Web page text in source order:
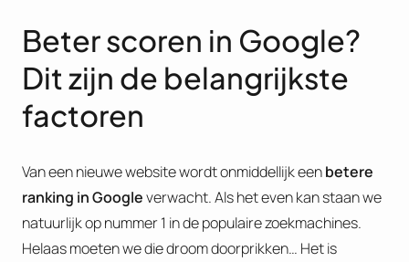
Beter scoren in Google?
Dit zijn de belangrijkste
factoren
Van een nieuwe website wordt onmiddellijk eenbetere
ranking in Googleverwacht. Als het even kan staan we
natuurlijk op nummer 1 in de populaire zoekmachines.
Helaas moeten we die droom doorprikken… Het is